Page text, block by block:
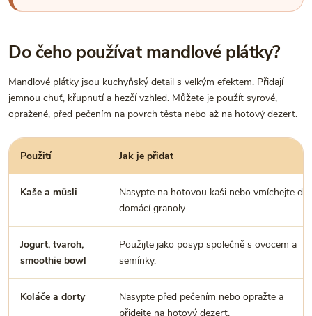
Do čeho používat mandlové plátky?
Mandlové plátky jsou kuchyňský detail s velkým efektem. Přidají
jemnou chuť, křupnutí a hezčí vzhled. Můžete je použít syrové,
opražené, před pečením na povrch těsta nebo až na hotový dezert.
Použití Jak je přidat
Kaše a müsli
Nasypte na hotovou kaši nebo vmíchejte do
domácí granoly.
Jogurt, tvaroh,
smoothie bowl
Použijte jako posyp společně s ovocem a
semínky.
Koláče a dorty
Nasypte před pečením nebo opražte a
přidejte na hotový dezert.